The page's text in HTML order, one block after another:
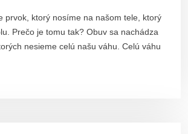
prvok, ktorý nosíme na našom tele, ktorý
Prečo je tomu tak? Obuv sa nachádza
nesieme celú našu váhu. Celú váhu